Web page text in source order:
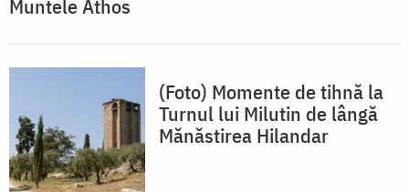
Muntele Athos
(Foto) Momente de tihnă la
Turnul lui Milutin de lângă
Mănăstirea Hilandar